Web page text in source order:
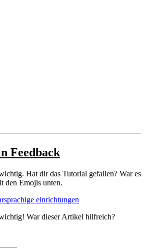
Feedback
Hat dir das Tutorial gefallen? War es
den Emojis unten.
einrichtungen
War dieser Artikel hilfreich?